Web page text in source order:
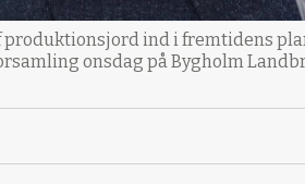
ind i fremtidens
onsdag på Bygholm